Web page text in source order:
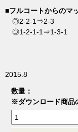
■フルコートからのマ
◎2-2-1⇒2-3
◎1-2-1-1⇒1-3-1
2015.8
数量：
※ダウンロード商品